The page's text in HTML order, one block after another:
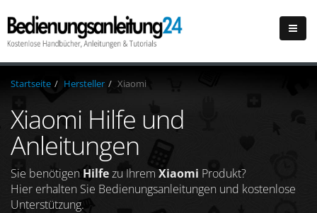
Startseite Hersteller Xiaomi
Xiaomi Hilfe und
Anleitungen
Sie benötigen Hilfezu Ihrem Xiaomi Produkt?
Hier erhalten Sie Bedienungsanleitungen und kostenlose
Unterstützung.